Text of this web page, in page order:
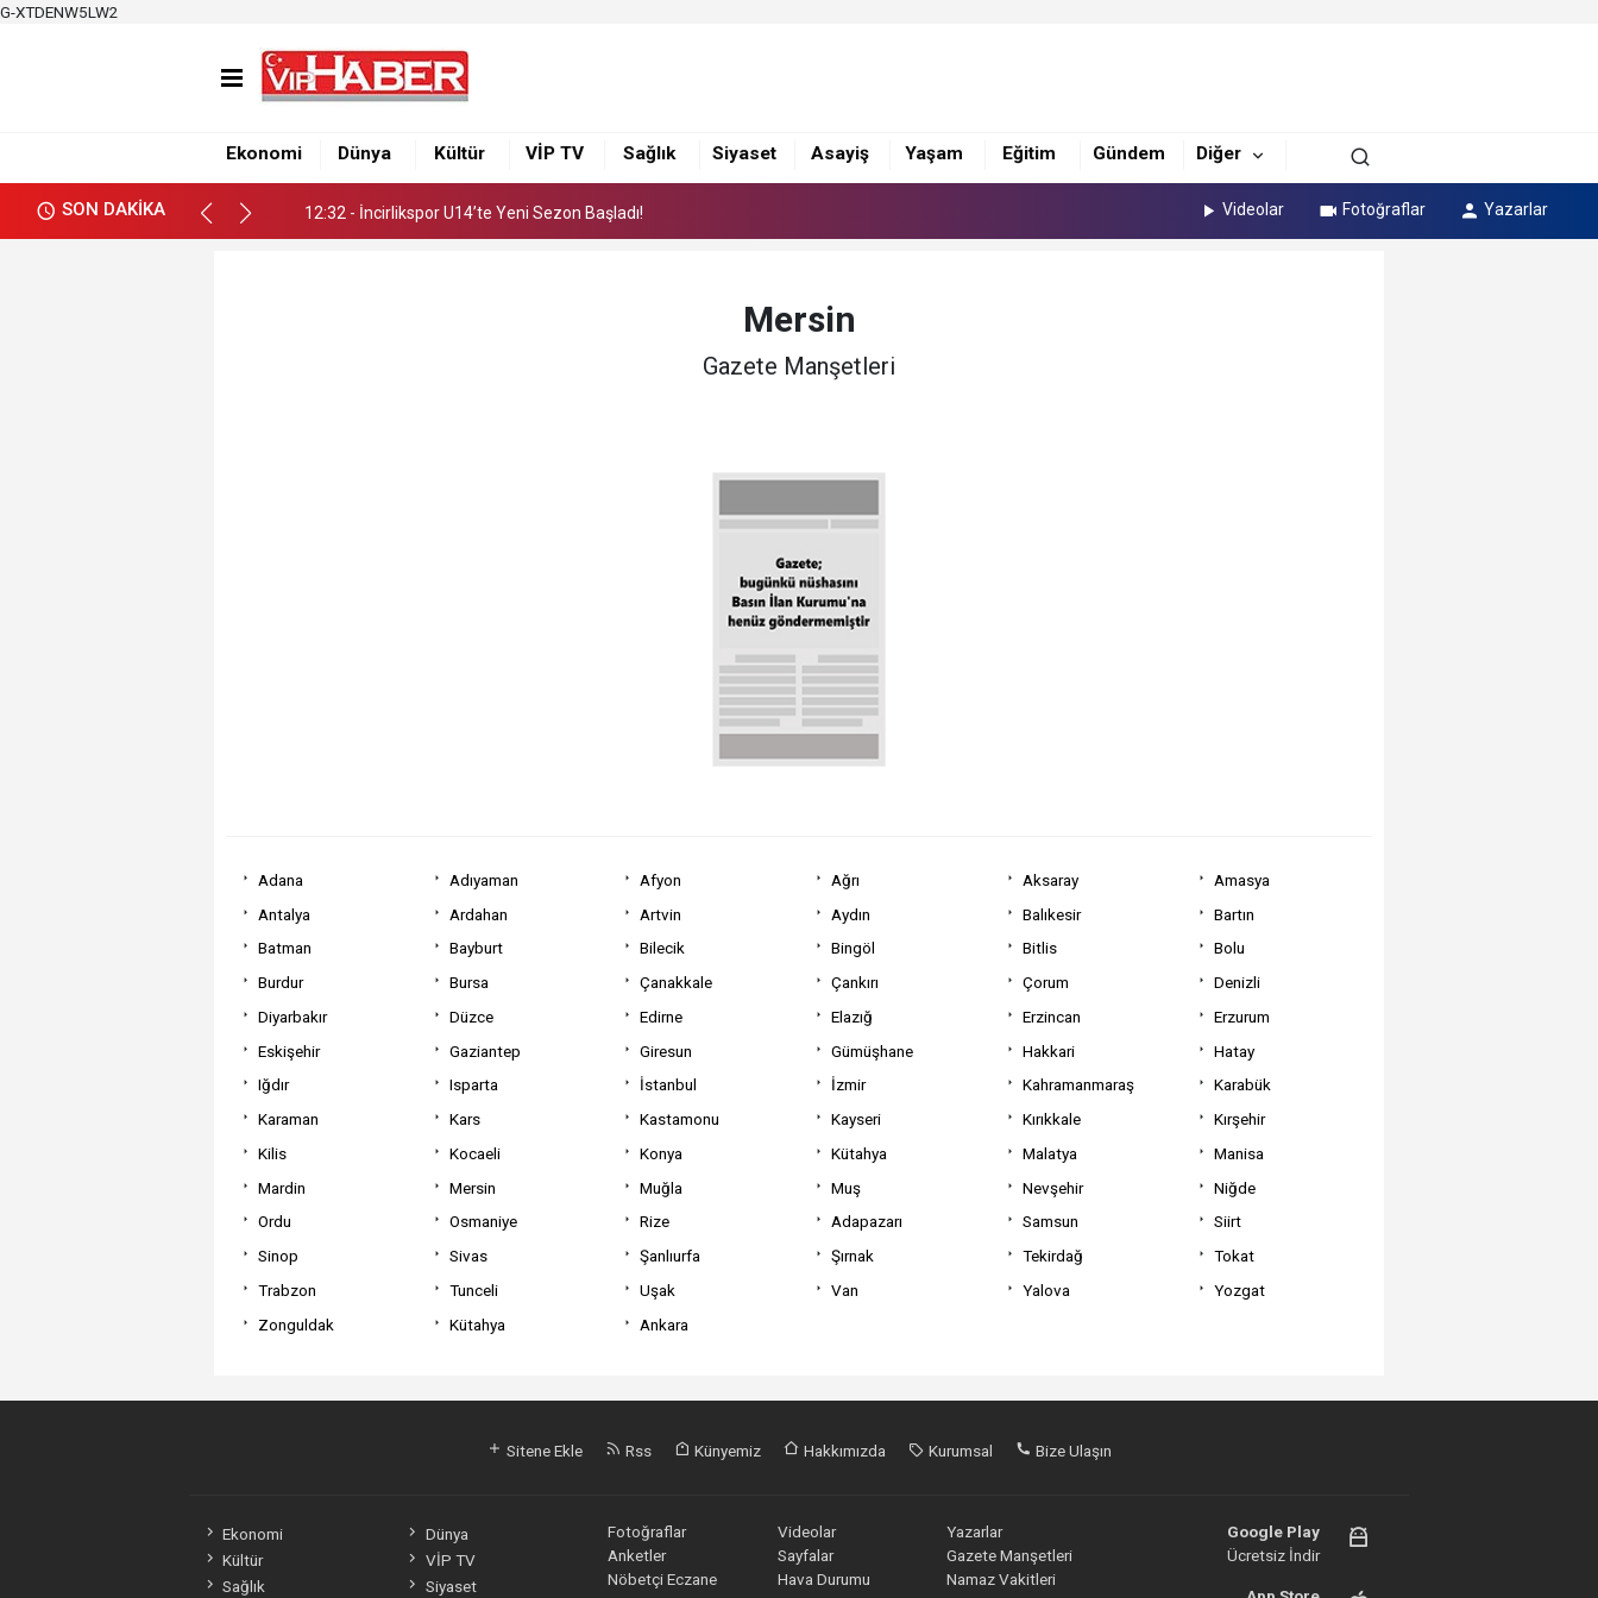
G-XTDENW5LW2
Ekonomi Dünya Kültür VİP TV Sağlık Siyaset Asayiş Yaşam Eğitim Gündem Diğer
SON DAKİKA
12:32 - İncirlikspor U14’te Yeni Sezon Başladı!
12:35 - “Damla’nın Fırçası” Resim Sergisi Sanatseverlerden Yoğun İlgi Gördü
12:32 - İncirlikspor U14’te Yeni Sezon Başladı! Videolar Fotoğraflar Yazarlar
Mersin
Gazete Manşetleri
Adana Adıyaman Afyon Ağrı Aksaray
Amasya
Antalya
Ardahan Artvin Aydın Balıkesir
Bartın
Batman
Bayburt Bilecik Bingöl Bitlis
Bolu
Burdur
Bursa Çanakkale Çankırı Çorum
Denizli
Diyarbakır
Düzce Edirne Elazığ Erzincan
Erzurum
Eskişehir
Gaziantep Giresun Gümüşhane Hakkari
Hatay
Iğdır
Isparta İstanbul İzmir Kahramanmaraş
Karabük
Karaman
Kars Kastamonu Kayseri Kırıkkale
Kırşehir
Kilis
Kocaeli Konya Kütahya Malatya
Manisa
Mardin
Mersin Muğla Muş Nevşehir
Niğde
Ordu
Osmaniye Rize Adapazarı Samsun
Siirt
Sinop
Sivas Şanlıurfa Şırnak Tekirdağ
Tokat
Trabzon
Tunceli Uşak Van Yalova
Yozgat
Zonguldak
Kütahya Ankara
Sitene Ekle Rss Künyemiz Hakkımızda Kurumsal Bize Ulaşın
Ekonomi
Dünya
Kültür
VİP TV
Sağlık
Siyaset
Fotoğraflar Videolar
Yazarlar
Anketler
Sayfalar
Gazete Manşetleri
Nöbetçi Eczane
Hava Durumu Namaz Vakitleri
Google Play
Ücretsiz İndir